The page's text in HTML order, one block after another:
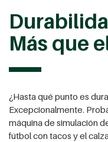
Más que
¿Hasta qué punto es
Excepcionalmente.
máquina de simulación
fútbol con tacos y el